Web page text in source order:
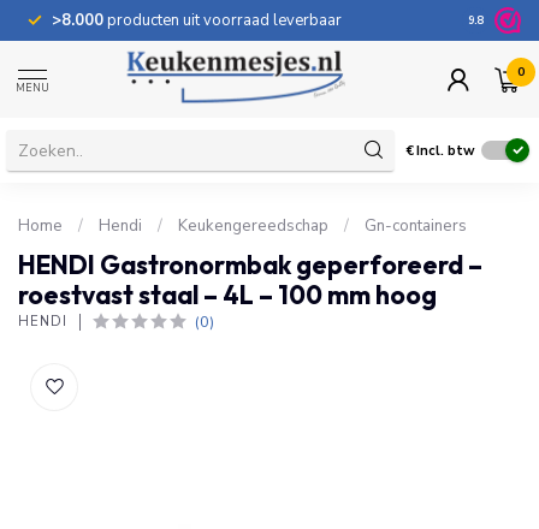
>8.000producten uit voorraad leverbaar 100
9.8
MENU
0
€Incl. btw
Home / Hendi / Keukengereedschap / Gn-containers
HENDI Gastronormbak geperforeerd –
roestvast staal – 4L – 100 mm hoog
HENDI (0)